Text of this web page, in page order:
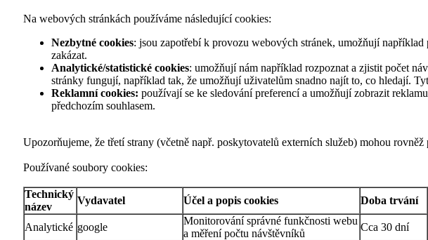
Na webových stránkách používáme následující cookies:
Nezbytné cookies: jsou zapotřebí k provozu webových stránek, umožňují například
zakázat.
Analytické/statistické cookies: umožňují nám například rozpoznat a zjistit počet
stránky fungují, například tak, že umožňují uživatelům snadno najít to, co hledají.
Reklamní cookies: používají se ke sledování preferencí a umožňují zobrazit
předchozím souhlasem.
Upozorňujeme, že třetí strany (včetně např. poskytovatelů externích služeb) mohou
Používané soubory cookies:
Technický
název
Vydavatel Účel a popis cookies Doba trvání
Analytické google
Monitorování správné funkčnosti webu
a měření počtu návštěvníků
Cca 30 dní